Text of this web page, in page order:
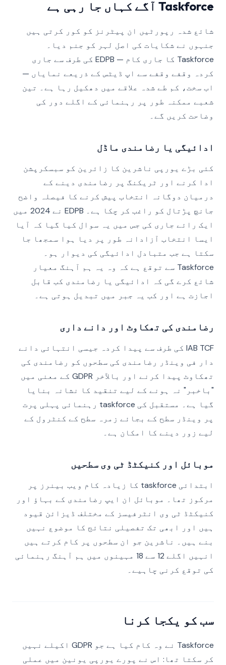
Taskforce آگے کہاں جا رہی ہے
شائع شدہ رپورٹیں ان پیٹرنز کو کور کرتی ہیں
جنہوں نے شکایات کی اصل لہر کو جنم دیا۔
Taskforce کا جاری کام — EDPB کی طرف سے جاری
کردہ وقفے وقفے سے اپ ڈیٹس کے ذریعے نمایاں —
اب سخت، کم طے شدہ علاقے میں دھکیل رہا ہے۔ تین
شعبے ممکنہ طور پر رہنمائی کے اگلے دور کی
وضاحت کریں گے۔
ادائیگی یا رضامندی ماڈل
کئی بڑے یورپی ناشرین کا زائرین کو سبسکرپشن
ادا کرنے اور ٹریکنگ پر رضامندی دینے کے
درمیان دوگانہ انتخاب پیش کرنے کا فیصلہ واضح
جانچ پڑتال کو راغب کر چکا ہے۔ EDPB نے 2024 میں
ایک رائے جاری کی جس میں یہ سوال کیا گیا کہ آیا
ایسا انتخاب آزادانہ طور پر دیا ہوا سمجھا جا
سکتا ہے جب متبادل ادائیگی کی دیوار ہو۔
Taskforce سے توقع ہے کہ وہ یہ ہم آہنگ معیار
شائع کرے گی کہ ادائیگی یا رضامندی کب قابل
اجازت ہے اور کب یہ جبر میں تبدیل ہوتی ہے۔
رضامندی کی تھکاوٹ اور دانے داری
IAB TCF کی طرف سے پیدا کردہ جیسی انتہائی دانے
دار فی وینڈر رضامندی کی سطحوں کو رضامندی کی
تھکاوٹ پیدا کرنے اور بالآخر GDPR کے معنی میں
"باخبر" نہ ہونے کے لیے تنقید کا نشانہ بنایا
گیا ہے۔ مستقبل کی taskforce رہنمائی پہلی پرت
پر وینڈر سطح کے بجائے زمرہ سطح کے کنٹرول کے
لیے زور دینے کا امکان ہے۔
موبائل اور کنیکٹڈ ٹی وی سطحیں
ابتدائی taskforce کا زیادہ کام ویب بینرز پر
مرکوز تھا۔ موبائل ان ایپ رضامندی کے بہاؤ اور
کنیکٹڈ ٹی وی انٹرفیسز کے مختلف ڈیزائن قیود
ہیں اور ابھی تک تفصیلی نتائج کا موضوع نہیں
بنے ہیں۔ ناشرین جو ان سطحوں پر کام کرتے ہیں
انہیں اگلے 12 سے 18 مہینوں میں ہم آہنگ رہنمائی
کی توقع کرنی چاہیے۔
سب کو یکجا کرنا
Taskforce نے وہ کام کیا ہے جو GDPR اکیلے نہیں
کر سکتا تھا: اس نے پورے یورپی یونین میں عملی